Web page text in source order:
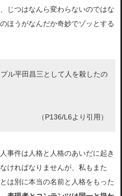
じつはなんら変わらないのではな
うがなんだか奇妙でゾッとする
ル平田昌三として人を殺したの
（P136/L6より引用）
事件は人格と人格のあいだに起き
ければなりませんが、私もまた
は別に本当の名前と人格をもった